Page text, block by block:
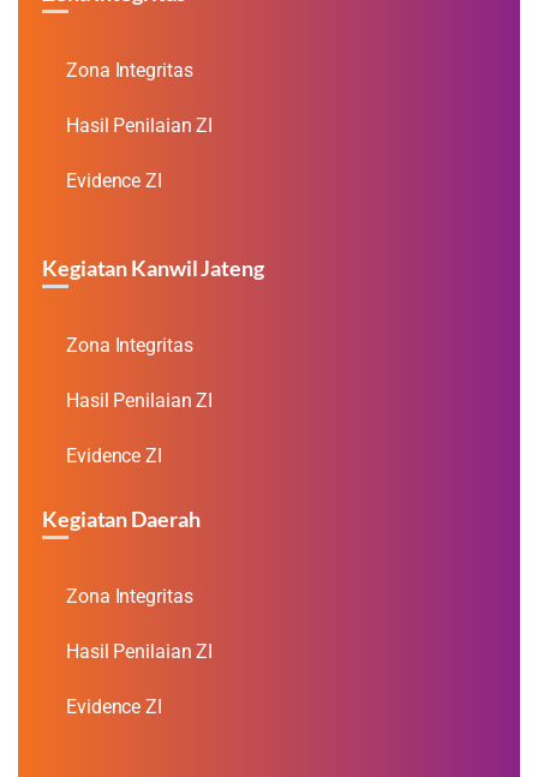
Zona Integritas
Hasil Penilaian ZI
Evidence ZI
Kegiatan Kanwil Jateng
Zona Integritas
Hasil Penilaian ZI
Evidence ZI
Kegiatan Daerah
Zona Integritas
Hasil Penilaian ZI
Evidence ZI